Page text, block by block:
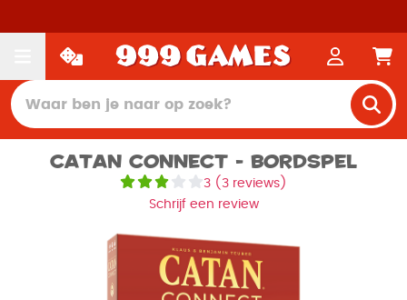
Catan Connect - Bordspel
3 ( 3 reviews )
Schrijf een review